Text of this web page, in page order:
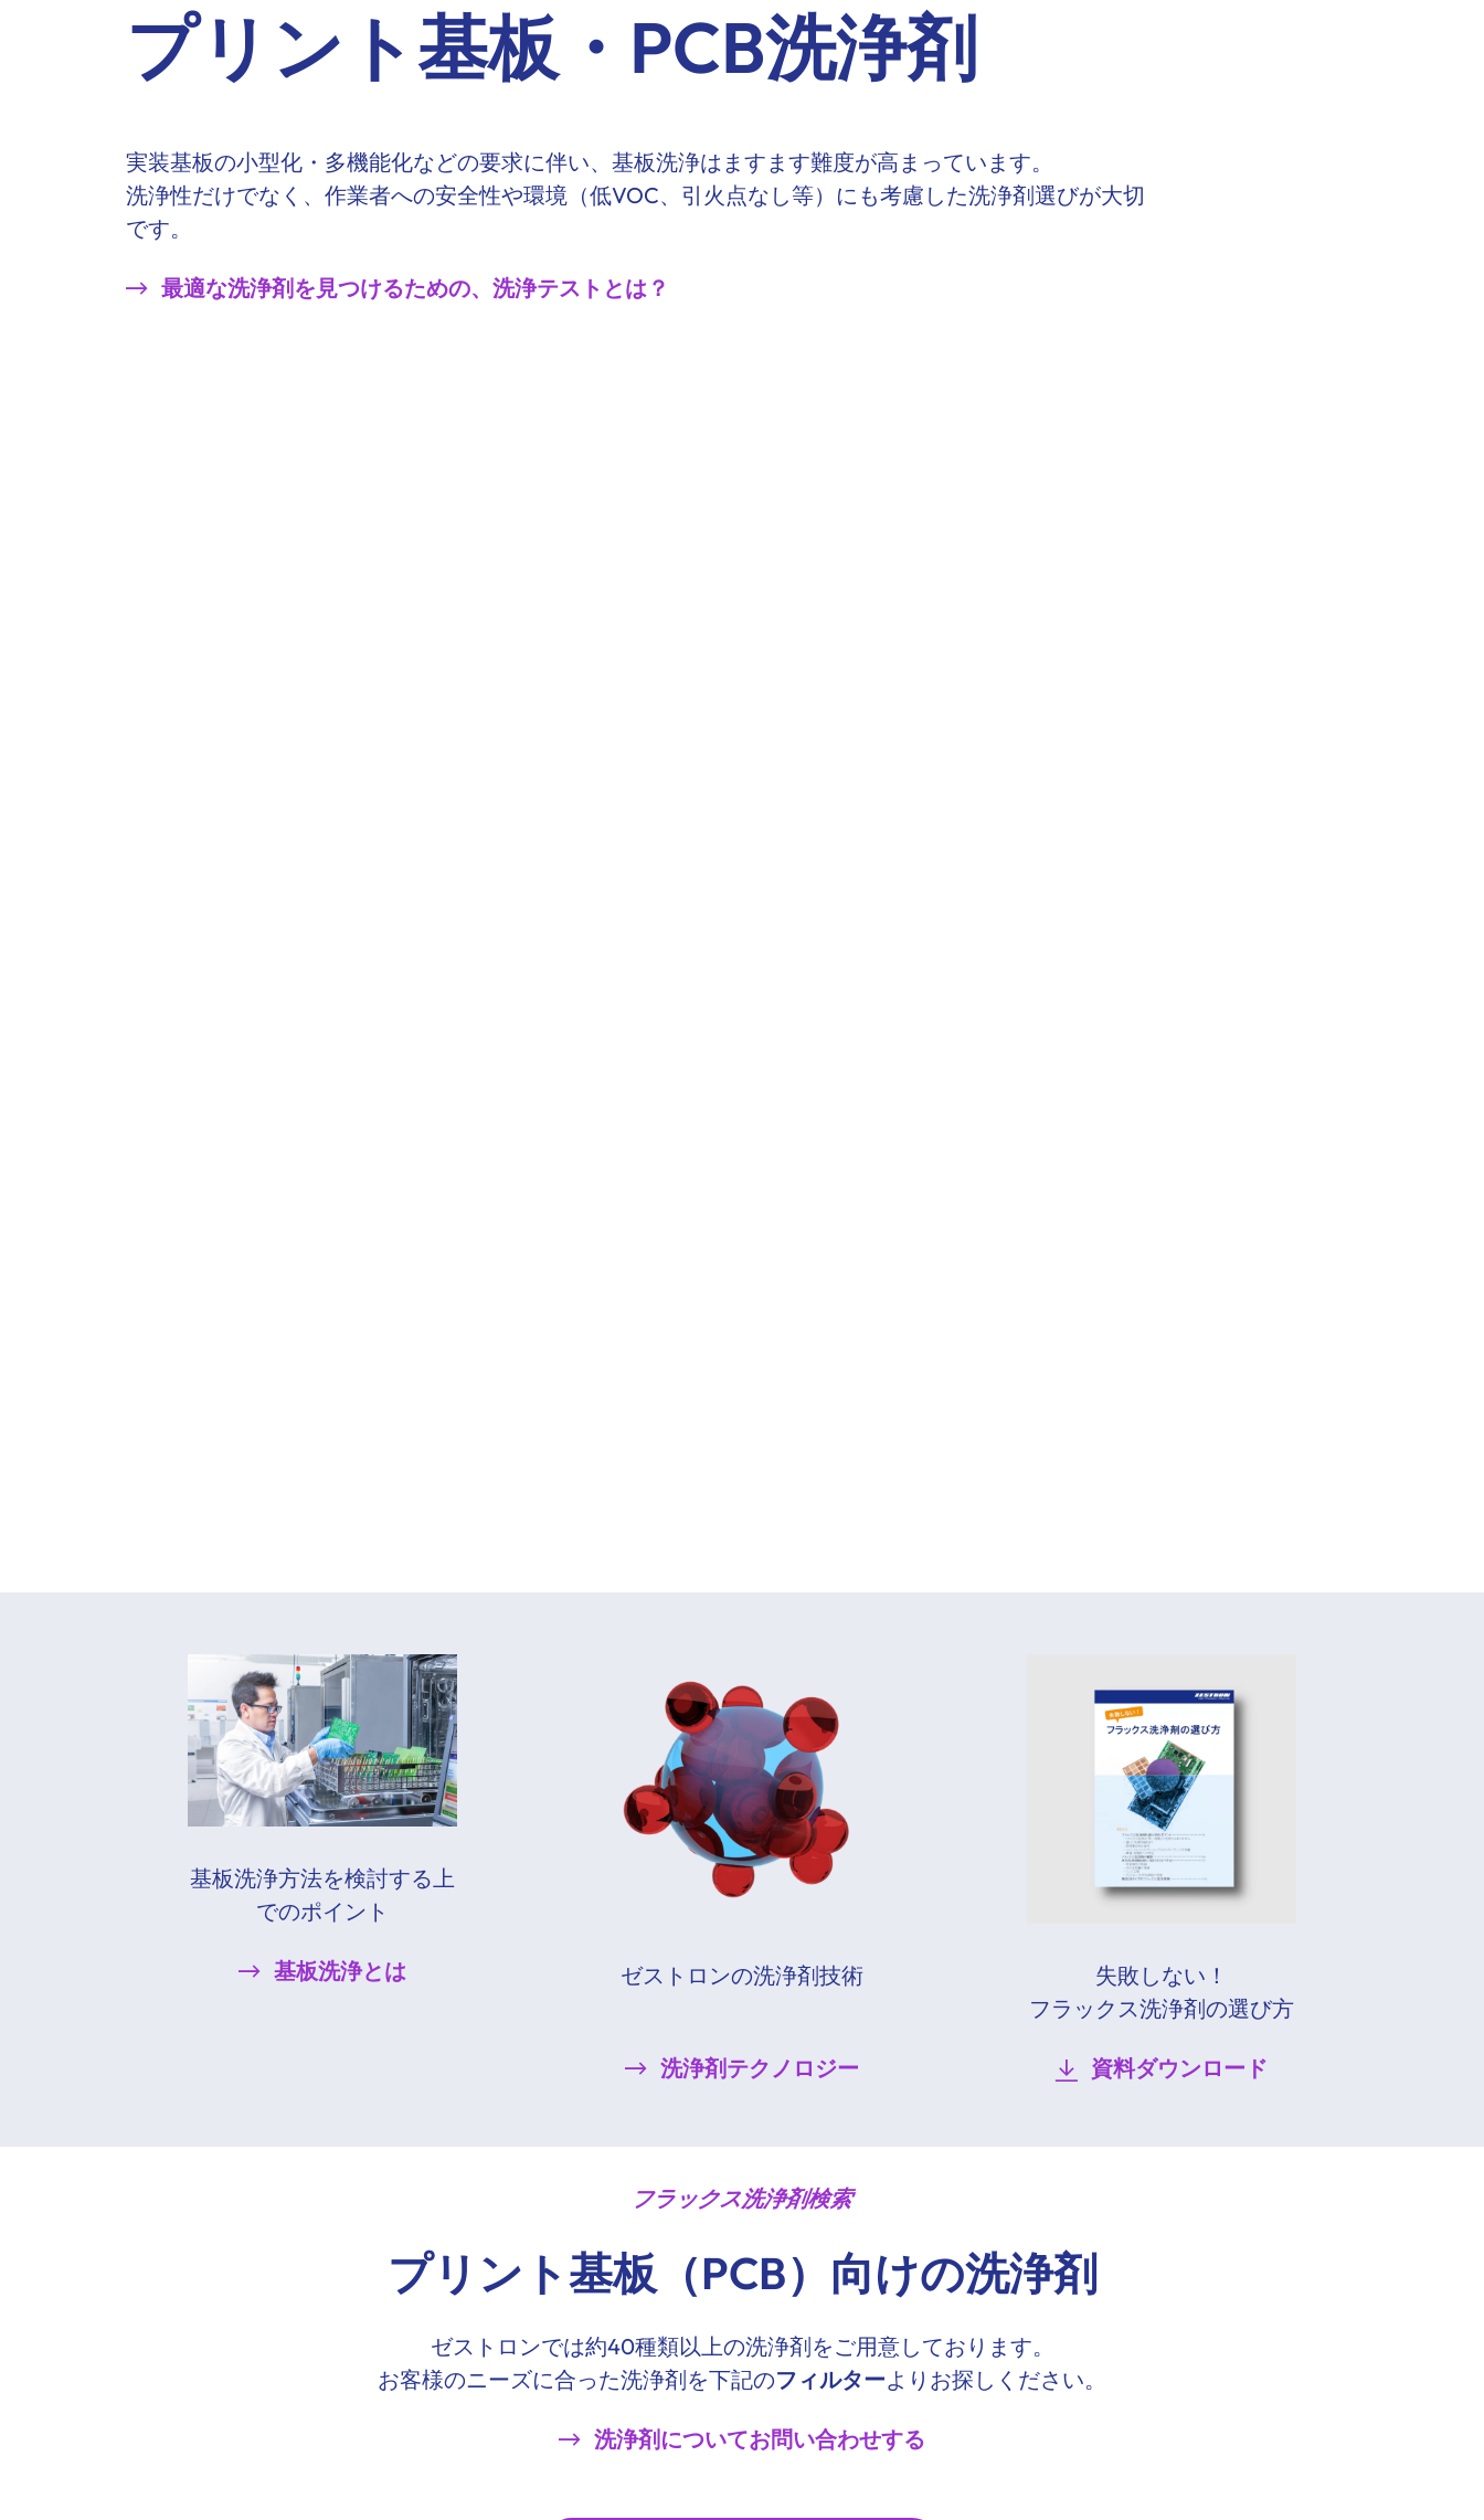
プリント基板・PCB洗浄剤
実装基板の小型化・多機能化などの要求に伴い、基板洗浄はますます難度が高まっています。
洗浄性だけでなく、作業者への安全性や環境（低VOC、引火点なし等）にも考慮した洗浄剤選びが大切
です。
最適な洗浄剤を見つけるための、洗浄テストとは？
基板洗浄方法を検討する上
でのポイント
基板洗浄とは ゼストロンの洗浄剤技術
洗浄剤テクノロジー
失敗しない！
フラックス洗浄剤の選び方
資料ダウンロード
フラックス洗浄剤検索
プリント基板（PCB）向けの洗浄剤
ゼストロンでは約40種類以上の洗浄剤をご用意しております。
お客様のニーズに合った洗浄剤を下記のフィルターよりお探しください。
洗浄剤についてお問い合わせする